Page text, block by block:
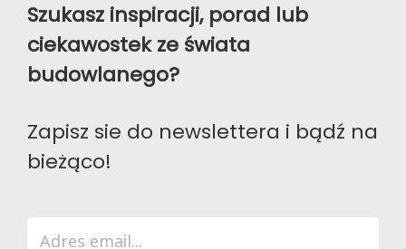
Szukasz inspiracji, porad lub
ciekawostek ze świata
budowlanego?
Zapisz sie do newslettera i bądź na
bieżąco!